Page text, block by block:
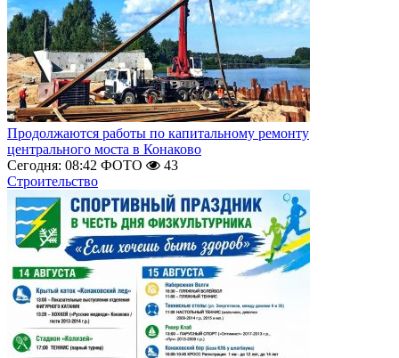
Продолжаются работы по капитальному ремонту
центрального моста в Конаково
Сегодня: 08:42 ФОТО
43
Строительство